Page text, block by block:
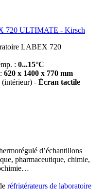
720 ULTIMATE - Kirsch
LABEX 720
: 0...15°C
620 x 1400 x 770 mm
- Écran tactile
d’échantillons
pharmaceutique, chimie,
réfrigérateurs de laboratoire